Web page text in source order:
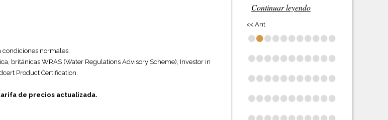
normales.
británicas WRAS (Water Regulations Advisory Scheme), Investor in
Product Certification.
de precios actualizada.
Continuar leyendo
<< Ant
•••••••••••
•••••••••••
•••••••••••
•••••••••••